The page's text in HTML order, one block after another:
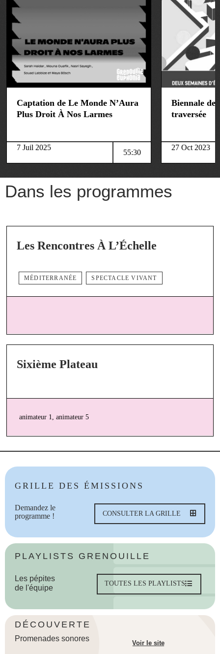
Captation de Le Monde N’Aura
Plus Droit À Nos Larmes
7 Juil 2025
55:30
Biennale de
traversée
27 Oct 2023
Dans les programmes
Les Rencontres À L’Échelle
MÉDITERRANÉE SPECTACLE VIVANT
Sixième Plateau
animateur 1, animateur 5
GRILLE DES ÉMISSIONS
Demandez le
programme !
CONSULTER LA GRILLE
PLAYLISTS GRENOUILLE
Les pépites
de l'équipe
TOUTES LES PLAYLISTS
DÉCOUVERTE
Promenades sonores
Voir le site